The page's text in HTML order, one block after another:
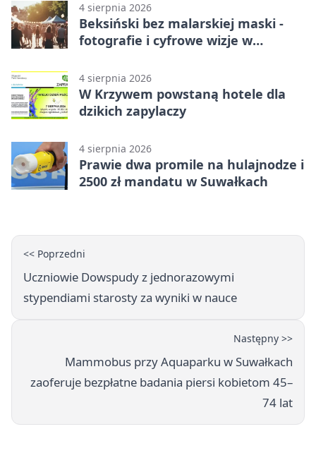
4 sierpnia 2026
Beksiński bez malarskiej maski -
fotografie i cyfrowe wizje w
4 sierpnia 2026
W Krzywem powstaną hotele dla
dzikich zapylaczy
4 sierpnia 2026
Prawie dwa promile na hulajnodze i
2500 zł mandatu w Suwałkach
<< Poprzedni
Uczniowie Dowspudy z jednorazowymi
stypendiami starosty za wyniki w nauce
Następny >>
Mammobus przy Aquaparku w Suwałkach
zaoferuje bezpłatne badania piersi kobietom 45–
74 lat